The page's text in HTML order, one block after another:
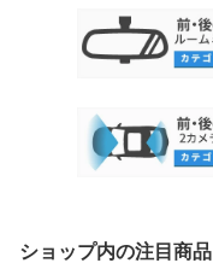
ショップ内の注目商品